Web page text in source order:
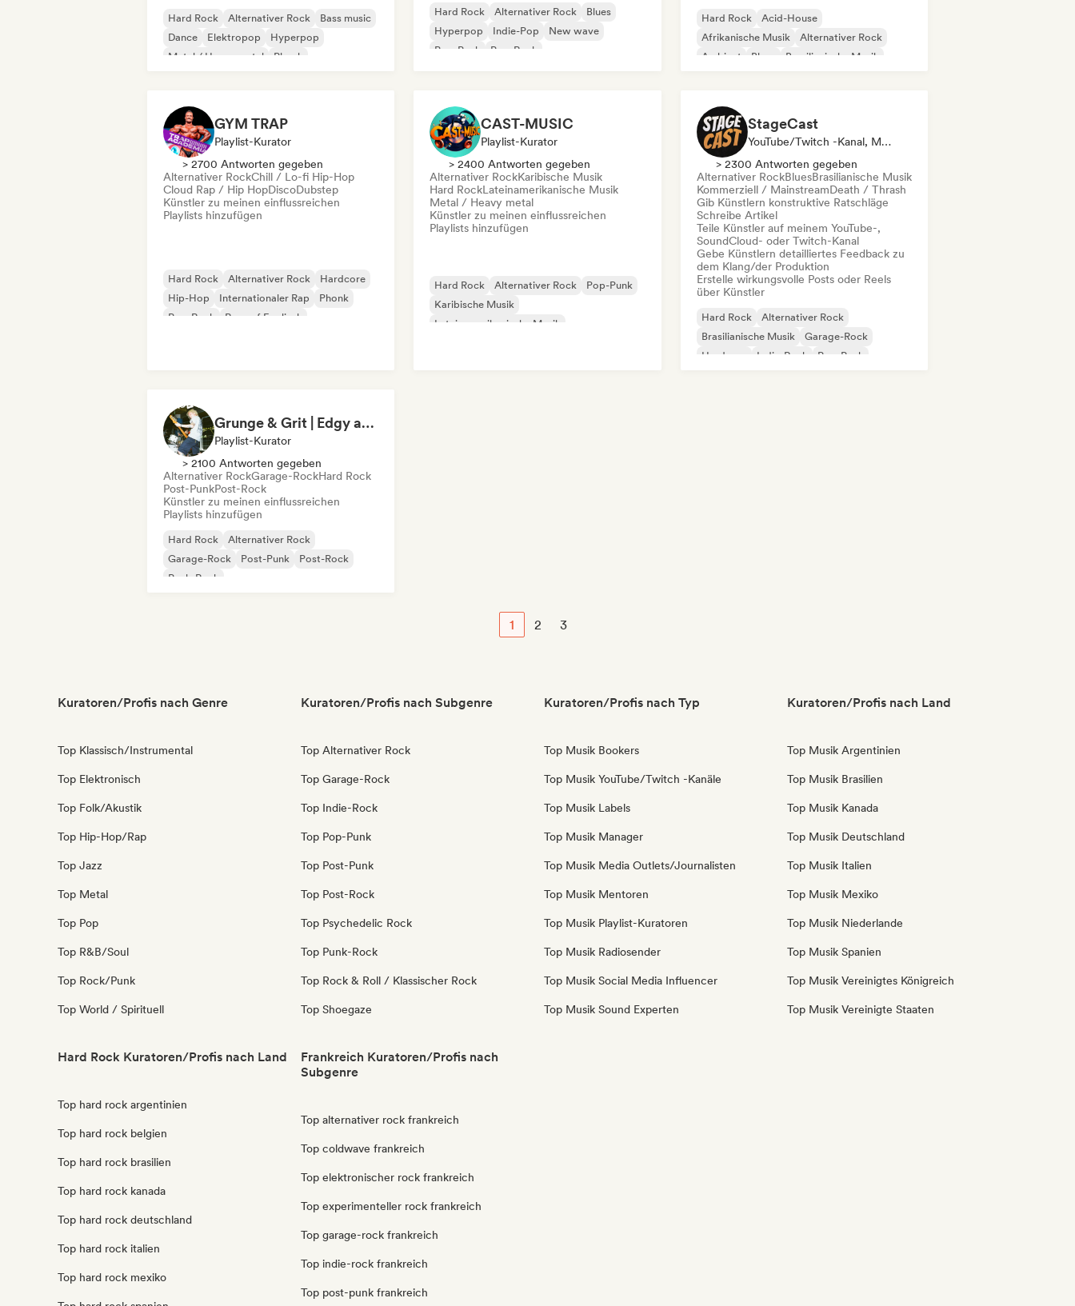
Hard Rock Alternativer Rock
Bass music
Dance
Elektropop
Hyperpop
Metal / Heavy metal
Phonk
Hard Rock Alternativer Rock
Blues
Hyperpop
Indie-Pop
New wave
Pop-Punk
Pop-Rock
Hard Rock
Acid-House
Afrikanische Musik
Alternativer Rock
Ambient
Blues
Brasilianische Musik
GYM TRAP
Playlist-Kurator
> 2700 Antworten gegeben
Alternativer RockChill / Lo-fi Hip-Hop
Cloud Rap / Hip HopDiscoDubstep
Künstler zu meinen einflussreichen
Playlists hinzufügen
Hard Rock Alternativer Rock
Hardcore
Hip-Hop
Internationaler Rap
Phonk
Pop-Rock
Rap auf Englisch
CAST-MUSIC
Playlist-Kurator
> 2400 Antworten gegeben
Alternativer RockKaribische Musik
Hard RockLateinamerikanische Musik
Metal / Heavy metal
Künstler zu meinen einflussreichen
Playlists hinzufügen
Hard Rock Alternativer Rock
Pop-Punk
Karibische Musik
Lateinamerikanische Musik
StageCast
YouTube/Twitch -Kanal, Media Outlet/Journalist, Mentorin, Social Media Influencer, Sound Experte
> 2300 Antworten gegeben
Alternativer RockBluesBrasilianische Musik
Kommerziell / MainstreamDeath / Thrash
Gib Künstlern konstruktive Ratschläge
Schreibe Artikel
Teile Künstler auf meinem YouTube-,
SoundCloud- oder Twitch-Kanal
Gebe Künstlern detailliertes Feedback zu
dem Klang/der Produktion
Erstelle wirkungsvolle Posts oder Reels
über Künstler
Hard Rock
Alternativer Rock
Brasilianische Musik
Garage-Rock
Hardcore
Indie-Rock
Pop-Punk
Grunge & Grit | Edgy and Raw Rock Tracks
Playlist-Kurator
> 2100 Antworten gegeben
Alternativer RockGarage-RockHard Rock
Post-PunkPost-Rock
Künstler zu meinen einflussreichen
Playlists hinzufügen
Hard Rock
Alternativer Rock
Garage-Rock
Post-Punk
Post-Rock
Punk-Rock
1 2 3
Kuratoren/Profis nach Genre
Top Klassisch/Instrumental
Top Elektronisch
Top Folk/Akustik
Top Hip-Hop/Rap
Top Jazz
Top Metal
Top Pop
Top R&B/Soul
Top Rock/Punk
Top World / Spirituell
Kuratoren/Profis nach Subgenre
Top Alternativer Rock
Top Garage-Rock
Top Indie-Rock
Top Pop-Punk
Top Post-Punk
Top Post-Rock
Top Psychedelic Rock
Top Punk-Rock
Top Rock & Roll / Klassischer Rock
Top Shoegaze
Kuratoren/Profis nach Typ
Top Musik Bookers
Top Musik YouTube/Twitch -Kanäle
Top Musik Labels
Top Musik Manager
Top Musik Media Outlets/Journalisten
Top Musik Mentoren
Top Musik Playlist-Kuratoren
Top Musik Radiosender
Top Musik Social Media Influencer
Top Musik Sound Experten
Kuratoren/Profis nach Land
Top Musik Argentinien
Top Musik Brasilien
Top Musik Kanada
Top Musik Deutschland
Top Musik Italien
Top Musik Mexiko
Top Musik Niederlande
Top Musik Spanien
Top Musik Vereinigtes Königreich
Top Musik Vereinigte Staaten
Hard Rock Kuratoren/Profis nach Land
Top hard rock argentinien
Top hard rock belgien
Top hard rock brasilien
Top hard rock kanada
Top hard rock deutschland
Top hard rock italien
Top hard rock mexiko
Frankreich Kuratoren/Profis nach
Subgenre
Top alternativer rock frankreich
Top coldwave frankreich
Top elektronischer rock frankreich
Top experimenteller rock frankreich
Top garage-rock frankreich
Top indie-rock frankreich
Top post-punk frankreich